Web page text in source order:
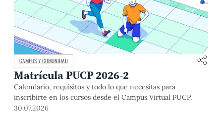
CAMPUS Y COMUNIDAD
Matrícula PUCP 2026-2
Calendario, requisitos y todo lo que necesitas para
inscribirte en los cursos desde el Campus Virtual PUCP.
30.07.2026